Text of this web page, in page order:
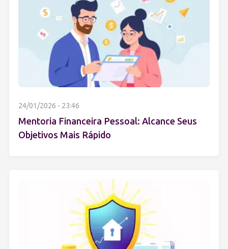
24/01/2026 - 23:46
Mentoria Financeira Pessoal: Alcance Seus
Objetivos Mais Rápido